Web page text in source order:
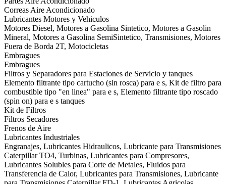
Correas Aire Acondicionado
Lubricantes Motores y Vehiculos
Motores Diesel, Motores a Gasolina Sintetico, Motores a Gasolin
Mineral, Motores a Gasolina SemiSintetico, Transmisiones, Motores
Fuera de Borda 2T, Motocicletas
Embragues
Embragues
Filtros y Separadores para Estaciones de Servicio y tanques
Elemento filtrante tipo cartucho (sin rosca) para e s, Kit de filtro para
combustible tipo "en linea" para e s, Elemento filtrante tipo roscado
(spin on) para e s tanques
Kit de Filtros
Filtros Secadores
Frenos de Aire
Lubricantes Industriales
Engranajes, Lubricantes Hidraulicos, Lubricante para Transmisiones
Caterpillar TO4, Turbinas, Lubricantes para Compresores,
Lubricantes Solubles para Corte de Metales, Fluidos para
Transferencia de Calor, Lubricantes para Transmisiones, Lubricante